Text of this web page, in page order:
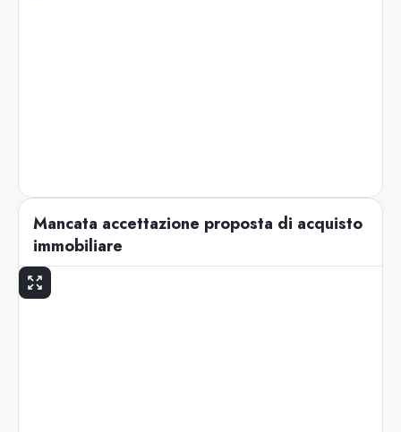
Mancata accettazione proposta di acquisto
immobiliare